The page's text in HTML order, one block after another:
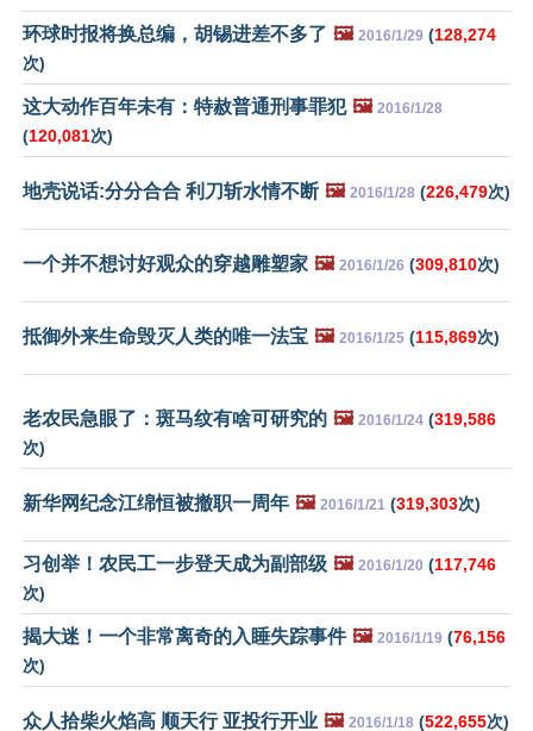
环球时报将换总编，胡锡进差不多了 🖼️ 2016/1/29 (128,274
次)
这大动作百年未有：特赦普通刑事罪犯 🖼️ 2016/1/28
(120,081次)
地壳说话:分分合合 利刀斩水情不断 🖼️ 2016/1/28 (226,479次)
一个并不想讨好观众的穿越雕塑家 🖼️ 2016/1/26 (309,810次)
抵御外来生命毁灭人类的唯一法宝 🖼️ 2016/1/25 (115,869次)
老农民急眼了：斑马纹有啥可研究的 🖼️ 2016/1/24 (319,586
次)
新华网纪念江绵恒被撤职一周年 🖼️ 2016/1/21 (319,303次)
习创举！农民工一步登天成为副部级 🖼️ 2016/1/20 (117,746
次)
揭大迷！一个非常离奇的入睡失踪事件 🖼️ 2016/1/19 (76,156
次)
众人拾柴火焰高 顺天行 亚投行开业 🖼️ 2016/1/18 (522,655次)